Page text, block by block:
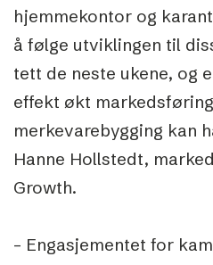
hjemmekontor og
å følge utviklingen til
tett de neste ukene, og
effekt økt
merkevarebygging kan
Hanne Hollstedt,
Growth.
– Engasjementet for